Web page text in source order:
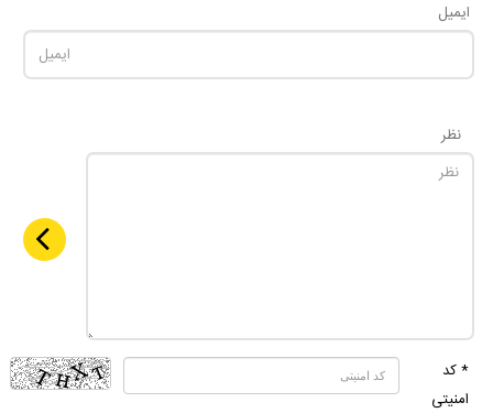
ایمیل
نظر
* کد
امنیتی